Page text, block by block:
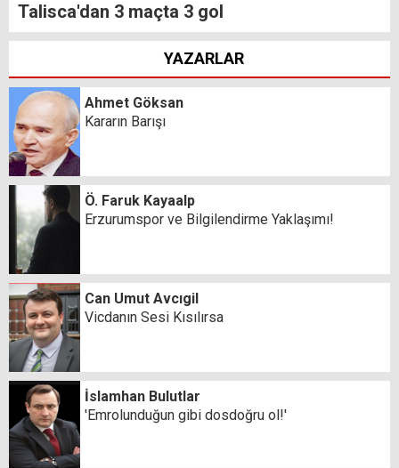
Talisca'dan 3 maçta 3 gol
YAZARLAR
Ahmet Göksan
Kararın Barışı
Ö. Faruk Kayaalp
Erzurumspor ve Bilgilendirme Yaklaşımı!
Can Umut Avcıgil
Vicdanın Sesi Kısılırsa
İslamhan Bulutlar
'Emrolunduğun gibi dosdoğru ol!'